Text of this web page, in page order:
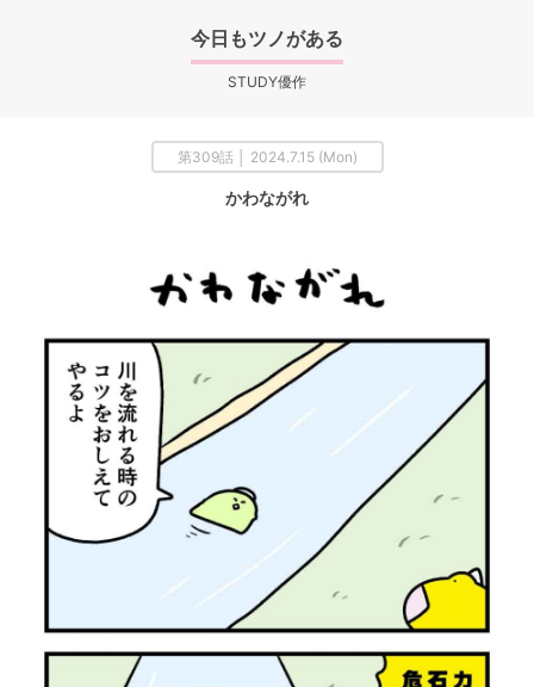
今日もツノがある
STUDY優作
第309話 │ 2024.7.15 (Mon)
かわながれ